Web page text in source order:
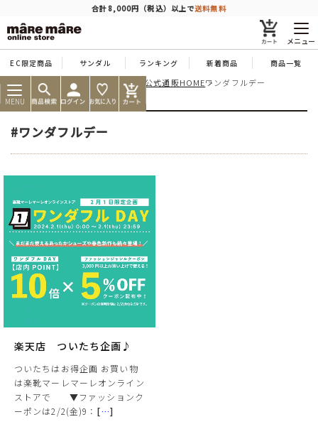
合計8,000円（税込）以上で送料無料
メニュー
EC限定商品 サンダル ランキング 新着商品 商品一覧
MENU
痛くならない靴ならマーレマーレ公式通販HOMEワンダフルデー
#ワンダフルデー
楽天店 ついたち企画♪
ついたちはお得企画 お買い物
は楽靴マーレマーレオンライン
ストアで ▼ファッションク
ーポンは2/2(金)9： […]
商品を探す
人気ワード #コンフォート #パンプス #スニーカー #ブーツ
タイプ
カテゴリー
特徴
ブランド